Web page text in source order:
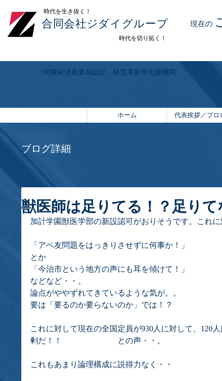
合同会社ジダイグループ 現在の
​時代を生き抜く！
時代を切り拓く！
関東経済産業局認定 経営革新等支援機関
ホーム 代表挨拶／プロ
ブログ詳細
獣医師は足りてる！？足り
加計学園獣医学部の新設認可がおりそうです。これ
「アベ友問題をはっきりさせずに何事か！」
とか
「今治市という地方の声にも耳を傾けて！」
などなど・・。
論点がややずれてきているような気が。。
要は「要るのか要らないのか」では！？
これに対して現在の全国定員が930人に対して、120
剰だ！！　　　　　　　との声・・。
これもあまり論理構成に説得力なく・・